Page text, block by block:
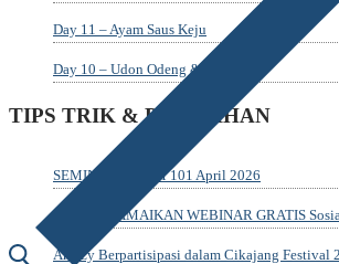
Day 11 – Ayam Saus Keju
Day 10 – Udon Odeng & Tempura
TIPS TRIK & PELATIHAN
SEMINAR UMKM 101 April 2026
YUUKK RAMAIKAN WEBINAR GRATIS
Amazy Berpartisipasi dalam Cikajang Festival